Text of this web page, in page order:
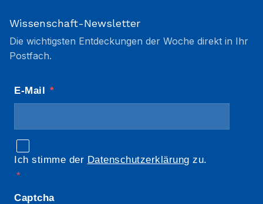
Wissenschaft-Newsletter
Die wichtigsten Entdeckungen der Woche direkt in Ihr
Postfach.